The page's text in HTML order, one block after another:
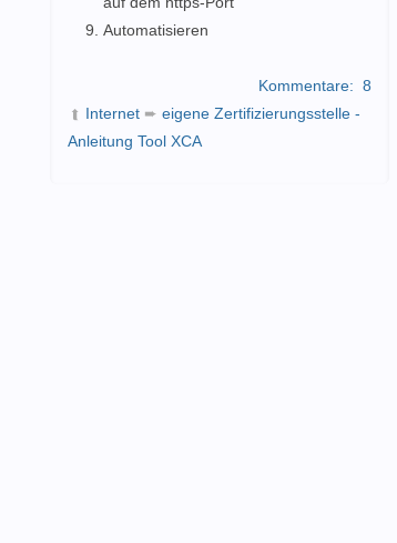
Automatisieren
Kommentare: 8
➦ Internet ➨ eigene Zertifizierungsstelle -
Anleitung Tool XCA